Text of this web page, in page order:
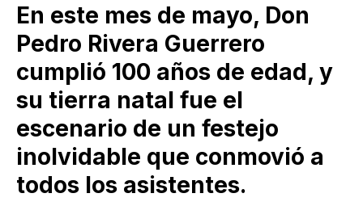
En este mes de mayo, Don
Pedro Rivera Guerrero
cumplió 100 años de edad, y
su tierra natal fue el
escenario de un festejo
inolvidable que conmovió a
todos los asistentes.